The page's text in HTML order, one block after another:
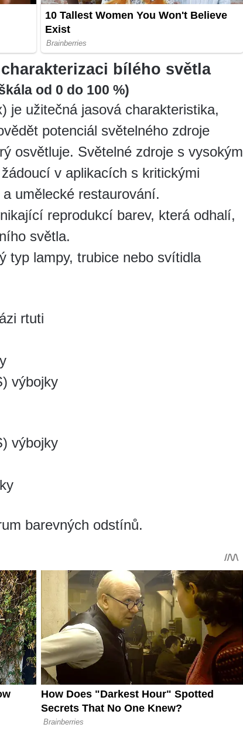
bílého světla
od 0 do 100 %)
je užitečná jasová charakteristika,
potenciál světelného zdroje
osvětluje. Světelné zdroje s vysokým
v aplikacích s kritickými
umělecké restaurování.
reprodukcí barev, která odhalí,
světla.
typ lampy, trubice nebo svítidla
rtuti
výbojky
výbojky
barevných odstínů.